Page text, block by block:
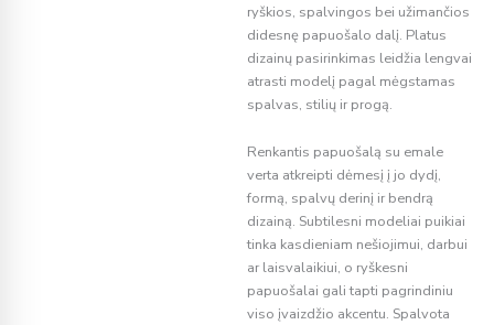
ryškios, spalvingos bei užimančios
didesnę papuošalo dalį. Platus
dizainų pasirinkimas leidžia lengvai
atrasti modelį pagal mėgstamas
spalvas, stilių ir progą.
Renkantis papuošalą su emale
verta atkreipti dėmesį į jo dydį,
formą, spalvų derinį ir bendrą
dizainą. Subtilesni modeliai puikiai
tinka kasdieniam nešiojimui, darbui
ar laisvalaikiui, o ryškesni
papuošalai gali tapti pagrindiniu
viso įvaizdžio akcentu. Spalvota